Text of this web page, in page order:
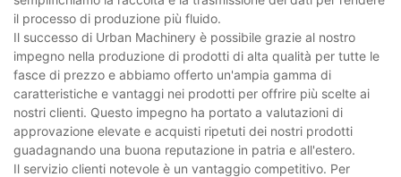
il processo di produzione più fluido.
Il successo di Urban Machinery è possibile grazie al nostro
impegno nella produzione di prodotti di alta qualità per tutte le
fasce di prezzo e abbiamo offerto un'ampia gamma di
caratteristiche e vantaggi nei prodotti per offrire più scelte ai
nostri clienti. Questo impegno ha portato a valutazioni di
approvazione elevate e acquisti ripetuti dei nostri prodotti
guadagnando una buona reputazione in patria e all'estero.
Il servizio clienti notevole è un vantaggio competitivo. Per